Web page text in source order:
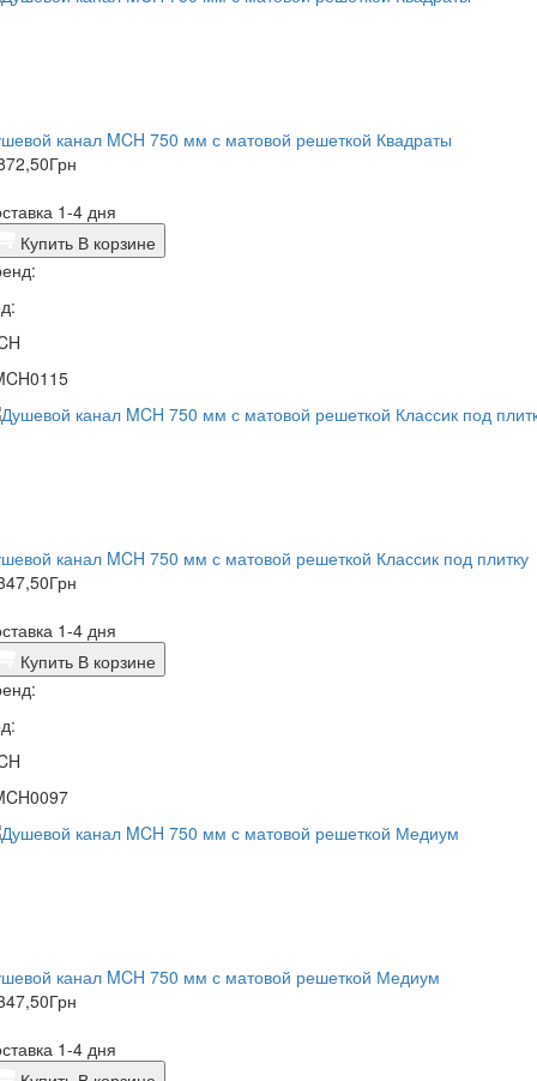
канал MCH 750 мм с матовой решеткой Квадраты
Грн
1-4 дня
Купить В корзине
канал MCH 750 мм с матовой решеткой Классик под плитку
Грн
1-4 дня
Купить В корзине
канал MCH 750 мм с матовой решеткой Медиум
Грн
1-4 дня